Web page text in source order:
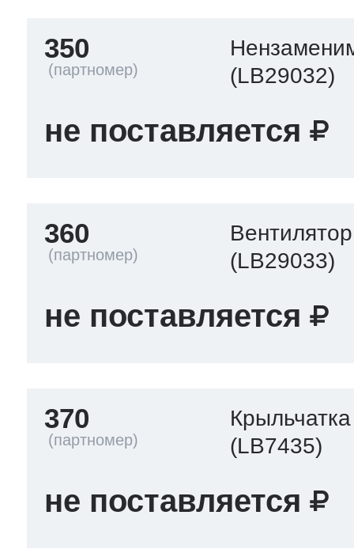
350
(LB29032)
не поставляется
360
(LB29033)
не поставляется
370
(LB7435)
не поставляется